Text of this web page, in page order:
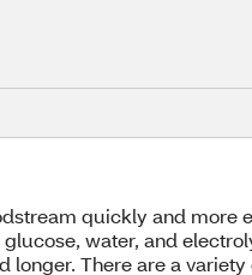
quickly and more
water, and
There are a